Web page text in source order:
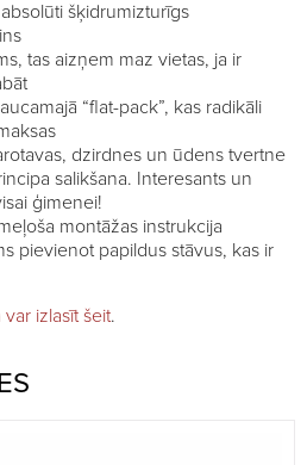
šķidrumizturīgs
tas aizņem maz vietas, ja ir
“flat-pack”, kas radikāli
dzirdnes un ūdens tvertne
salikšana. Interesants un
ģimenei!
montāžas instrukcija
pievienot papildus stāvus, kas ir
izlasīt šeit.